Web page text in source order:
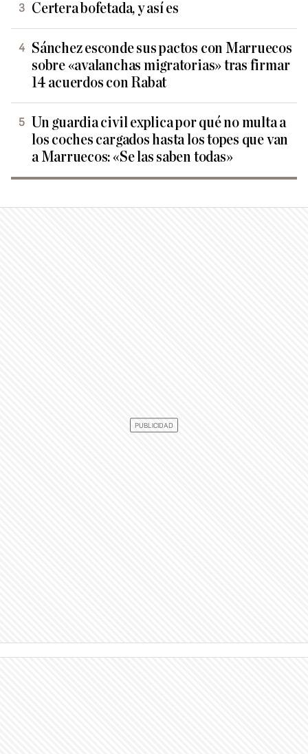
Certera bofetada, y así es
Sánchez esconde sus pactos con Marruecos
sobre «avalanchas migratorias» tras firmar
14 acuerdos con Rabat
Un guardia civil explica por qué no multa a
los coches cargados hasta los topes que van
a Marruecos: «Se las saben todas»